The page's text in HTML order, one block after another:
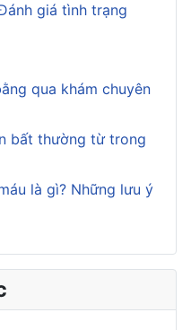
giá tình trạng
qua khám chuyên
bất thường từ trong
là gì? Những lưu ý